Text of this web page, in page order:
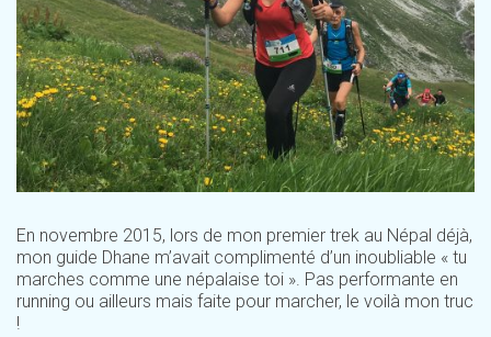
En novembre 2015, lors de mon premier trek au Népal déjà,
mon guide Dhane m’avait complimenté d’un inoubliable « tu
marches comme une népalaise toi ». Pas performante en
running ou ailleurs mais faite pour marcher, le voilà mon truc
!